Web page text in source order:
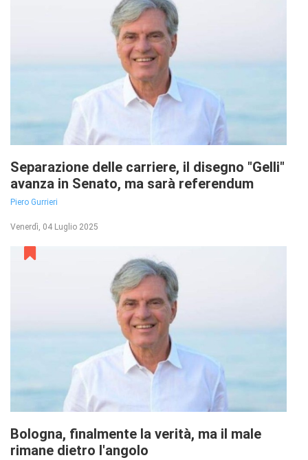
Separazione delle carriere, il disegno "Gelli"
avanza in Senato, ma sarà referendum
Piero Gurrieri
Venerdì, 04 Luglio 2025
Bologna, finalmente la verità, ma il male
rimane dietro l'angolo